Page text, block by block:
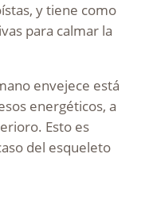
y tiene como
para calmar la
envejece está
energéticos, a
Esto es
del esqueleto